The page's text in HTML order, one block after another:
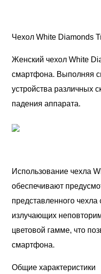
Чехол White Diamonds
Женский чехол White
смартфона. Выполняя
устройства различных
падения аппарата.
Использование чехла
обеспечивают
представленного
излучающих
цветовой гамме, что
смартфона.
Общие характеристики